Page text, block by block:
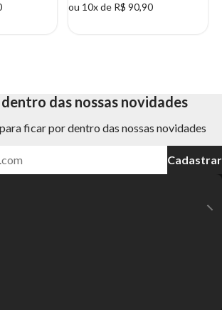
ou 10x de R$ 90,90
das nossas novidades
ficar por dentro das nossas novidades
Cadastrar